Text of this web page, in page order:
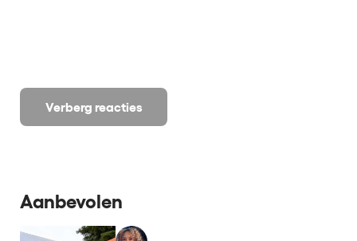
Verberg reacties
Aanbevolen